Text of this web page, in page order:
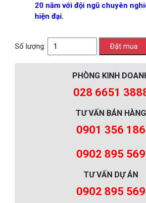
20 năm với đội ngũ chuyên
hiện đại.
Số lượng:
PHÒNG KINH
028 6651
TƯ VẤN BÁN HÀNG
0901 356 186
0902 895 569
TƯ VẤN DỰ ÁN
0902 895 569